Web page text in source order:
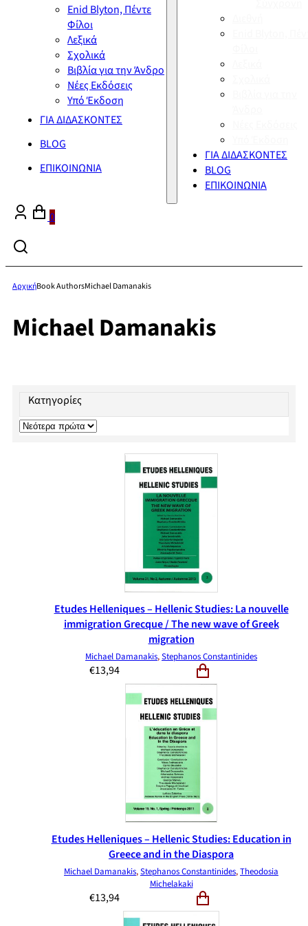
Enid Blyton, Πέντε
Φίλοι
Λεξικά
Σχολικά
Βιβλία για την Άνδρο
Νέες Εκδόσεις
Υπό Έκδοση
ΓΙΑ ΔΙΔΑΣΚΟΝΤΕΣ
BLOG
ΕΠΙΚΟΙΝΩΝΙΑ
ΓΙΑ ΔΙΔΑΣΚΟΝΤΕΣ
BLOG
ΕΠΙΚΟΙΝΩΝΙΑ
0
ΑρχικήBook AuthorsMichael Damanakis
Michael Damanakis
Κατηγορίες
Etudes Helleniques – Hellenic Studies: La nouvelle
immigration Grecque / The new wave of Greek
migration
Michael Damanakis,Stephanos Constantinides
€13,94
Etudes Helleniques – Hellenic Studies: Education in
Greece and in the Diaspora
Michael Damanakis,Stephanos Constantinides,Theodosia
Michelakaki
€13,94